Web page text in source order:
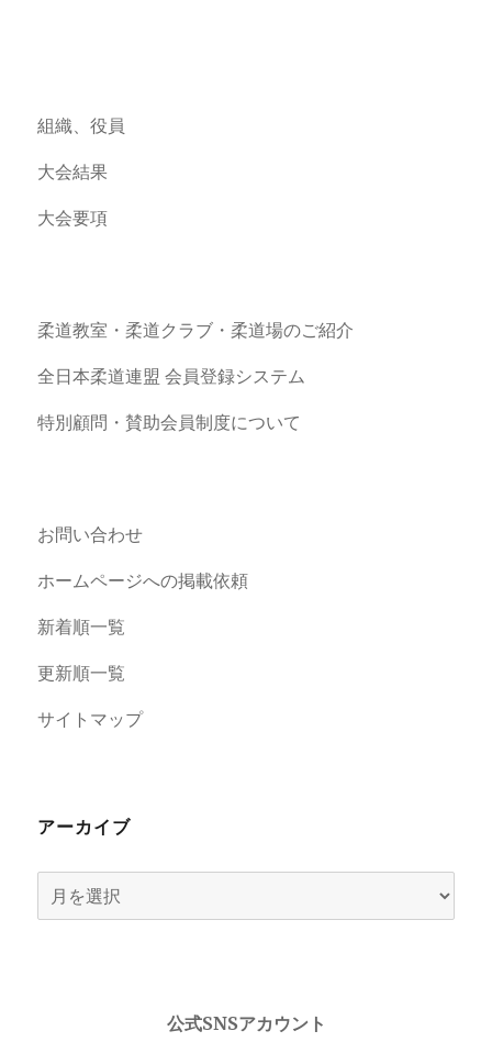
組織、役員
大会結果
大会要項
柔道教室・柔道クラブ・柔道場のご紹介
全日本柔道連盟 会員登録システム
特別顧問・賛助会員制度について
お問い合わせ
ホームページへの掲載依頼
新着順一覧
更新順一覧
サイトマップ
アーカイブ
ー
公式SNSアカウント